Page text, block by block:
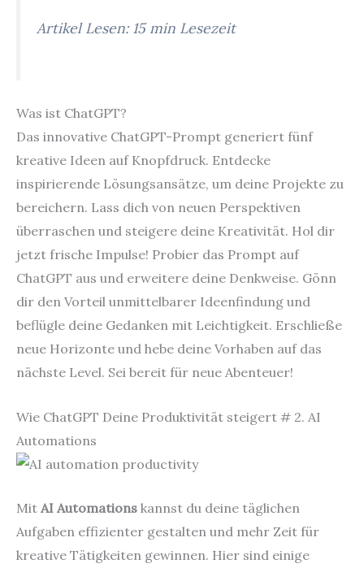
Artikel Lesen: 15 min Lesezeit
Was ist ChatGPT?
Das innovative ChatGPT-Prompt generiert fünf
kreative Ideen auf Knopfdruck. Entdecke
inspirierende Lösungsansätze, um deine Projekte zu
bereichern. Lass dich von neuen Perspektiven
überraschen und steigere deine Kreativität. Hol dir
jetzt frische Impulse! Probier das Prompt auf
ChatGPT aus und erweitere deine Denkweise. Gönn
dir den Vorteil unmittelbarer Ideenfindung und
beflügle deine Gedanken mit Leichtigkeit. Erschließe
neue Horizonte und hebe deine Vorhaben auf das
nächste Level. Sei bereit für neue Abenteuer!
Wie ChatGPT Deine Produktivität steigert # 2. AI
Automations
Mit AI Automations kannst du deine täglichen
Aufgaben effizienter gestalten und mehr Zeit für
kreative Tätigkeiten gewinnen. Hier sind einige